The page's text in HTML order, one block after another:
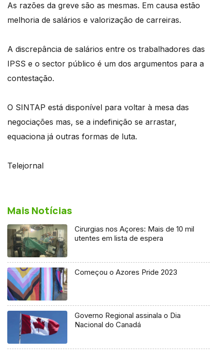
As razões da greve são as mesmas. Em causa estão
melhoria de salários e valorização de carreiras.
A discrepância de salários entre os trabalhadores das
IPSS e o sector público é um dos argumentos para a
contestação.
O SINTAP está disponível para voltar à mesa das
negociações mas, se a indefinição se arrastar,
equaciona já outras formas de luta.
Telejornal
Mais Notícias
Cirurgias nos Açores: Mais de 10 mil
utentes em lista de espera
Começou o Azores Pride 2023
Governo Regional assinala o Dia
Nacional do Canadá